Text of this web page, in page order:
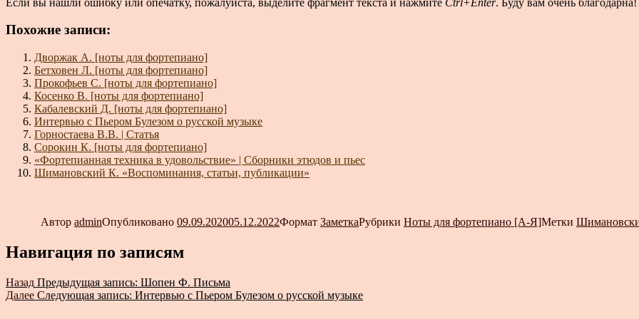
Похожие записи:
Дворжак А. [ноты для фортепиано]
Бетховен Л. [ноты для фортепиано]
Прокофьев С. [ноты для фортепиано]
Косенко В. [ноты для фортепиано]
Кабалевский Д. [ноты для фортепиано]
Интервью с Пьером Булезом о русской музыке
Горностаева В.В. | Статья
Сорокин К. [ноты для фортепиано]
«Фортепианная техника в удовольствие» | Сборники этюдов и пьес
Шимановский К. «Воспоминания, статьи, публикации»
Автор adminОпубликовано 09.09.202005.12.2022Формат ЗаметкаРубрики Ноты для фортепиано [А-Я]Метки
Навигация по записям
Назад Предыдущая запись: Шопен Ф. Письма
Далее Следующая запись: Интервью с Пьером Булезом о русской музыке